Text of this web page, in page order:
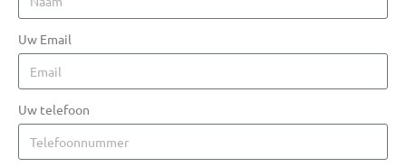
Uw Email
Uw telefoon